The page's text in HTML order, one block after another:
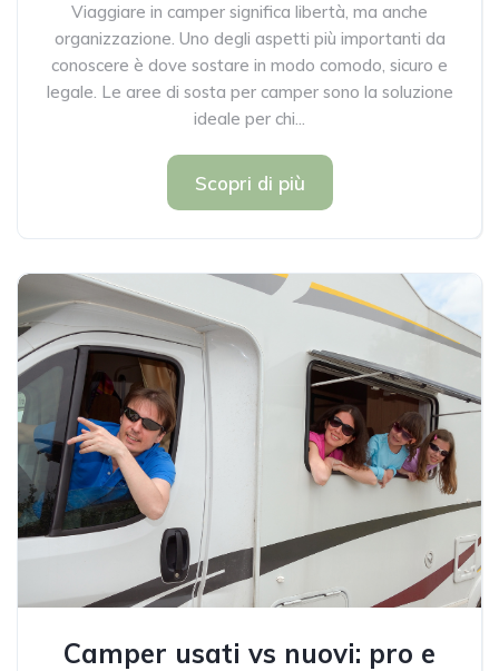
Viaggiare in camper significa libertà, ma anche
organizzazione. Uno degli aspetti più importanti da
conoscere è dove sostare in modo comodo, sicuro e
legale. Le aree di sosta per camper sono la soluzione
ideale per chi...
Scopri di più
Camper usati vs nuovi: pro e